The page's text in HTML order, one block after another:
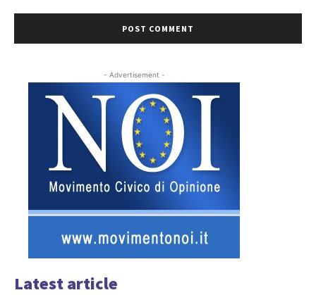
- Advertisement -
Latest article